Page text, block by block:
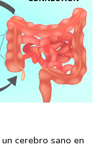
cerebro sano en